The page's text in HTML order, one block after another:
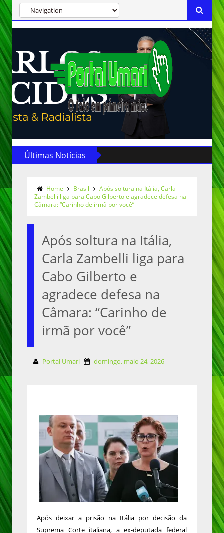
Últimas Notícias
Home Brasil
Após soltura na Itália, Carla
Zambelli liga para Cabo Gilberto e agradece defesa na
Câmara: “Carinho de irmã por você”
Após soltura na Itália,
Carla Zambelli liga para
Cabo Gilberto e
agradece defesa na
Câmara: “Carinho de
irmã por você”
Portal Umari domingo, maio 24, 2026
Após deixar a prisão na Itália por decisão da
Suprema Corte italiana, a ex-deputada federal